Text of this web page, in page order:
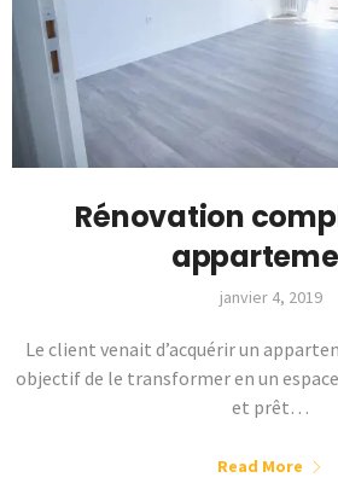
Rénovation
janvier 4, 2019
Le client venait d’acquérir un
objectif de le transformer en un
et prêt…
Read More